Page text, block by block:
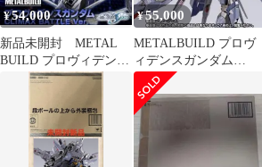
¥54,000
新品未開封 METAL
BUILD プロヴィデンス
ガンダム メタルビルド
¥55,000
METALBUILD プロヴ
ィデンスガンダム
CLIMAX BATTLE Ver